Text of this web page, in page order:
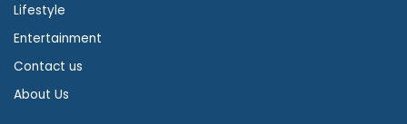
Lifestyle
Entertainment
Contact us
About Us